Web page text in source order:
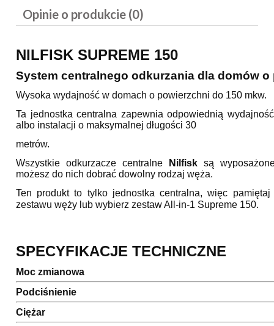
Opinie o produkcie (0)
NILFISK SUPREME 150
System centralnego odkurzania dla domów
Wysoka wydajność w domach o powierzchni do 150 mkw.
Ta jednostka centralna zapewnia odpowiednią
albo instalacji o maksymalnej długości 30
metrów.
Wszystkie odkurzacze centralne
Nilfisk są
możesz do nich dobrać dowolny rodzaj węża.
Ten produkt to tylko jednostka centralna, więc
zestawu węży lub wybierz zestaw All-in-1 Supreme 150.
SPECYFIKACJE TECHNICZNE
Moc zmianowa
Podciśnienie
Ciężar